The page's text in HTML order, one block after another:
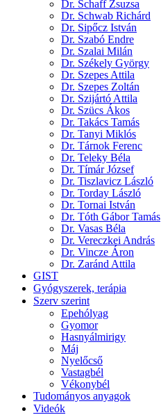
Dr. Schaff Zsuzsa
Dr. Schwab Richárd
Dr. Sipőcz István
Dr. Szabó Endre
Dr. Szalai Milán
Dr. Székely György
Dr. Szepes Attila
Dr. Szepes Zoltán
Dr. Szijártó Attila
Dr. Szücs Ákos
Dr. Takács Tamás
Dr. Tanyi Miklós
Dr. Tárnok Ferenc
Dr. Teleky Béla
Dr. Tímár József
Dr. Tiszlavicz László
Dr. Torday László
Dr. Tornai István
Dr. Tóth Gábor Tamás
Dr. Vasas Béla
Dr. Vereczkei András
Dr. Vincze Áron
Dr. Zaránd Attila
GIST
Gyógyszerek, terápia
Szerv szerint
Epehólyag
Gyomor
Hasnyálmirigy
Máj
Nyelőcső
Vastagbél
Vékonybél
Tudományos anyagok
Videók